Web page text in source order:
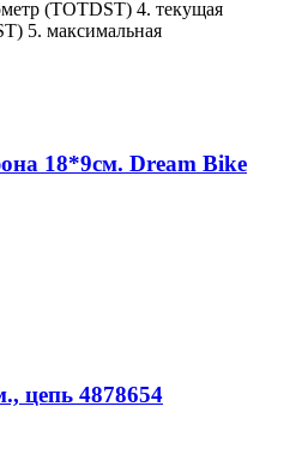
(TOTDST) 4. текущая
5. максимальная
18*9см. Dream Bike
цепь 4878654